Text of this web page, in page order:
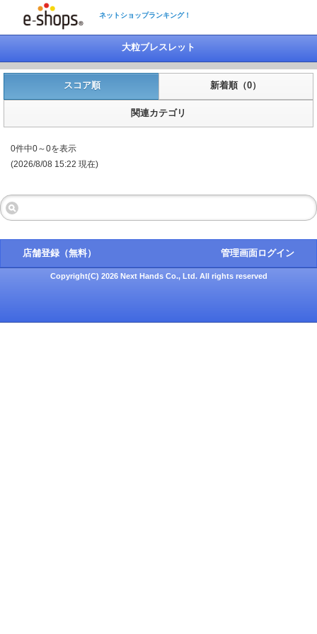
ネットショップランキング！
大粒ブレスレット
スコア順 新着順（0）
関連カテゴリ
0件中0～0を表示
(2026/8/08 15:22 現在)
店舗登録（無料） 管理画面ログイン
Copyright(C) 2026 Next Hands Co., Ltd. All rights reserved